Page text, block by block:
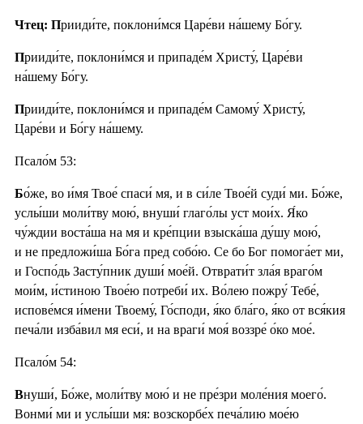
Чтец: Прииди́те, поклони́мся Царе́ви на́шему Бо́гу.
Прииди́те, поклони́мся и припаде́м Христу́, Царе́ви
на́шему Бо́гу.
Прииди́те, поклони́мся и припаде́м Самому́ Христу́,
Царе́ви и Бо́гу на́шему.
Псало́м 53:
Бо́же, во и́мя Твое́ спаси́ мя, и в си́ле Твое́й суди́ ми. Бо́же,
услы́ши моли́тву мою́, внуши́ глаго́лы уст мои́х. Я́ко
чу́ждии воста́ша на мя и кре́пции взыска́ша ду́шу мою́,
и не предложи́ша Бо́га пред собо́ю. Се бо Бог помога́ет ми,
и Госпо́дь Засту́пник души́ мое́й. Отврати́т зла́я враго́м
мои́м, и́стиною Твое́ю потреби́ их. Во́лею пожру́ Тебе́,
испове́мся и́мени Твоему́, Го́споди, я́ко бла́го, я́ко от вся́кия
печа́ли изба́вил мя еси́, и на враги́ моя́ воззре́ о́ко мое́.
Псало́м 54:
Внуши́, Бо́же, моли́тву мою́ и не пре́зри моле́ния моего́.
Вонми́ ми и услы́ши мя: возскорбе́х печа́лию мое́ю